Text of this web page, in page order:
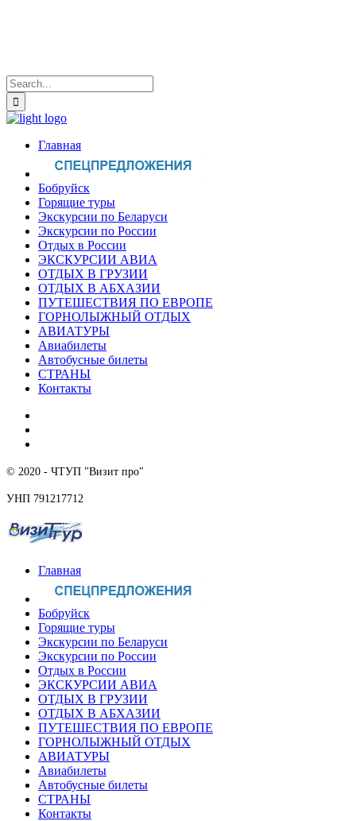
Главная
Бобруйск
Горящие туры
Экскурсии по Беларуси
Экскурсии по России
Отдых в России
ЭКСКУРСИИ АВИА
ОТДЫХ В ГРУЗИИ
ОТДЫХ В АБХАЗИИ
ПУТЕШЕСТВИЯ ПО ЕВРОПЕ
ГОРНОЛЫЖНЫЙ ОТДЫХ
АВИАТУРЫ
Авиабилеты
Автобусные билеты
СТРАНЫ
Контакты
© 2020 - ЧТУП "Визит про"
УНП 791217712
Главная
Бобруйск
Горящие туры
Экскурсии по Беларуси
Экскурсии по России
Отдых в России
ЭКСКУРСИИ АВИА
ОТДЫХ В ГРУЗИИ
ОТДЫХ В АБХАЗИИ
ПУТЕШЕСТВИЯ ПО ЕВРОПЕ
ГОРНОЛЫЖНЫЙ ОТДЫХ
АВИАТУРЫ
Авиабилеты
Автобусные билеты
СТРАНЫ
Контакты